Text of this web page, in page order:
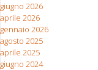
giugno 2026
aprile 2026
gennaio 2026
agosto 2025
aprile 2025
giugno 2024